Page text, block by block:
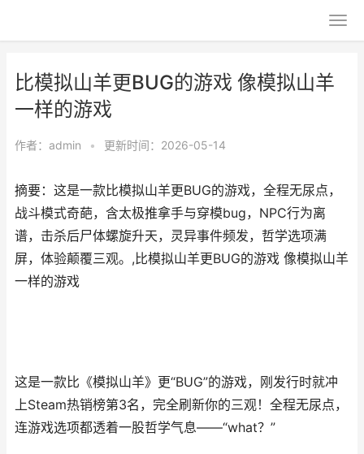
比模拟山羊更BUG的游戏 像模拟山羊
一样的游戏
作者： admin • 更新时间：2026-05-14
摘要：这是一款比模拟山羊更BUG的游戏，全程无尿点，
战斗模式奇葩，含太极推拿手与穿模bug，NPC行为离
谱，击杀后尸体螺旋升天，灵异事件频发，哲学选项满
屏，体验颠覆三观。,比模拟山羊更BUG的游戏 像模拟山羊
一样的游戏
这是一款比《模拟山羊》更“BUG”的游戏，刚发行时就冲
上Steam热销榜第3名，完全刷新你的三观！全程无尿点，
连游戏选项都透着一股哲学气息——“what？”